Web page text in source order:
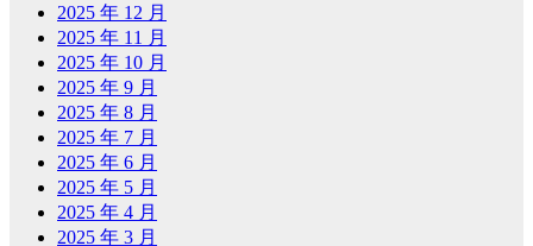
2025 年 12 月
2025 年 11 月
2025 年 10 月
2025 年 9 月
2025 年 8 月
2025 年 7 月
2025 年 6 月
2025 年 5 月
2025 年 4 月
2025 年 3 月